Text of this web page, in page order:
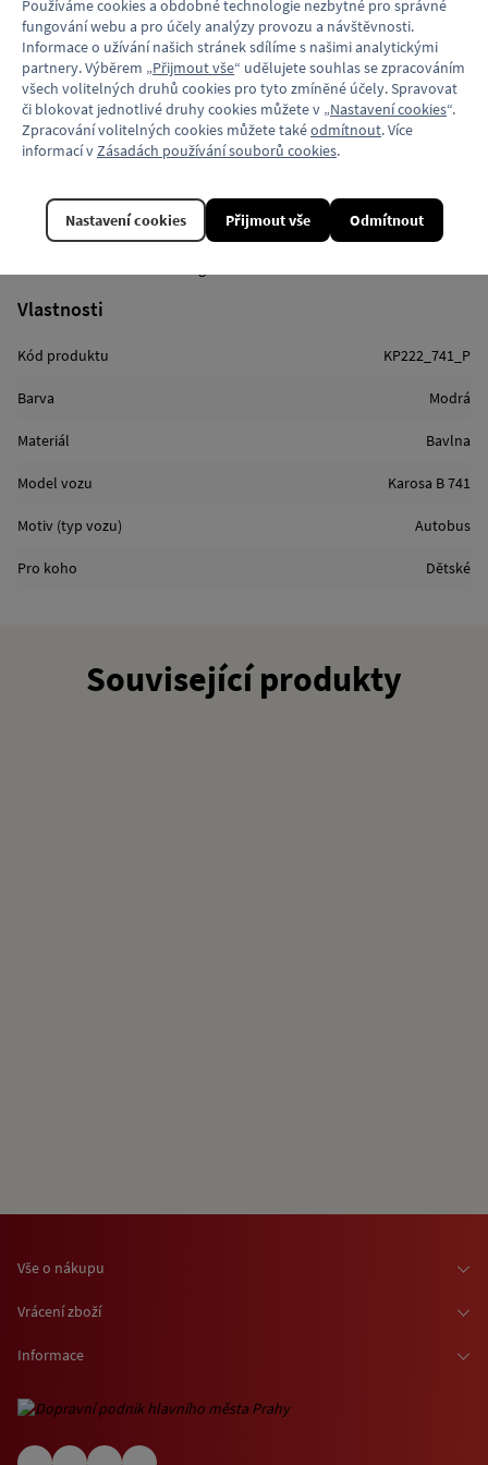
a to do roku 2017.
Příjemné tričko na dotek, ve kterém se díky svému složení
a hladkému úpletu budete dobře cítit ať už v létě nebo zimě. Tričko
má zpevněný čtyřvrstvý průkrčník okolo krku a zpevněné švy
na ramenou, které zajistí, aby tričko i po více vypráních drželo svůj
tvar.
Gramáž: 165 g/m2
Barva: tmavě modrá
Přední strana trička: Potisk autobusu – sítotisk
Vlastnosti
Kód produktu KP222_741_P
Barva Modrá
Materiál Bavlna
Model vozu Karosa B 741
Motiv (typ vozu) Autobus
Pro koho Dětské
Související produkty
Vše o nákupu
Osobní odběr zboží
O nákupu jízdenek a vstupenek
Vrácení zboží
Informace
Informace o využívání cookies
Používáme cookies a obdobné technologie nezbytné pro správné
fungování webu a pro účely analýzy provozu a návštěvnosti.
Informace o užívání našich stránek sdílíme s našimi analytickými
partnery. Výběrem „Přijmout vše“ udělujete souhlas se zpracováním
všech volitelných druhů cookies pro tyto zmíněné účely. Spravovat
či blokovat jednotlivé druhy cookies můžete v „Nastavení cookies“.
Zpracování volitelných cookies můžete takéodmítnout. Více
informací vZásadách používání souborů cookies.
Odmítnout
Nastavení cookies Přijmout vše